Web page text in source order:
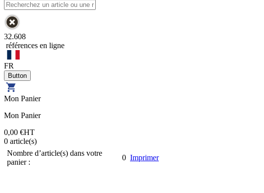
32.608
références en ligne
FR
Mon Panier
Mon Panier
0,00 €HT
0 article(s)
Nombre d’article(s) dans votre
panier :
0 Imprimer